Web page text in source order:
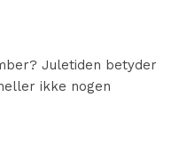
Juletiden betyder
ikke nogen